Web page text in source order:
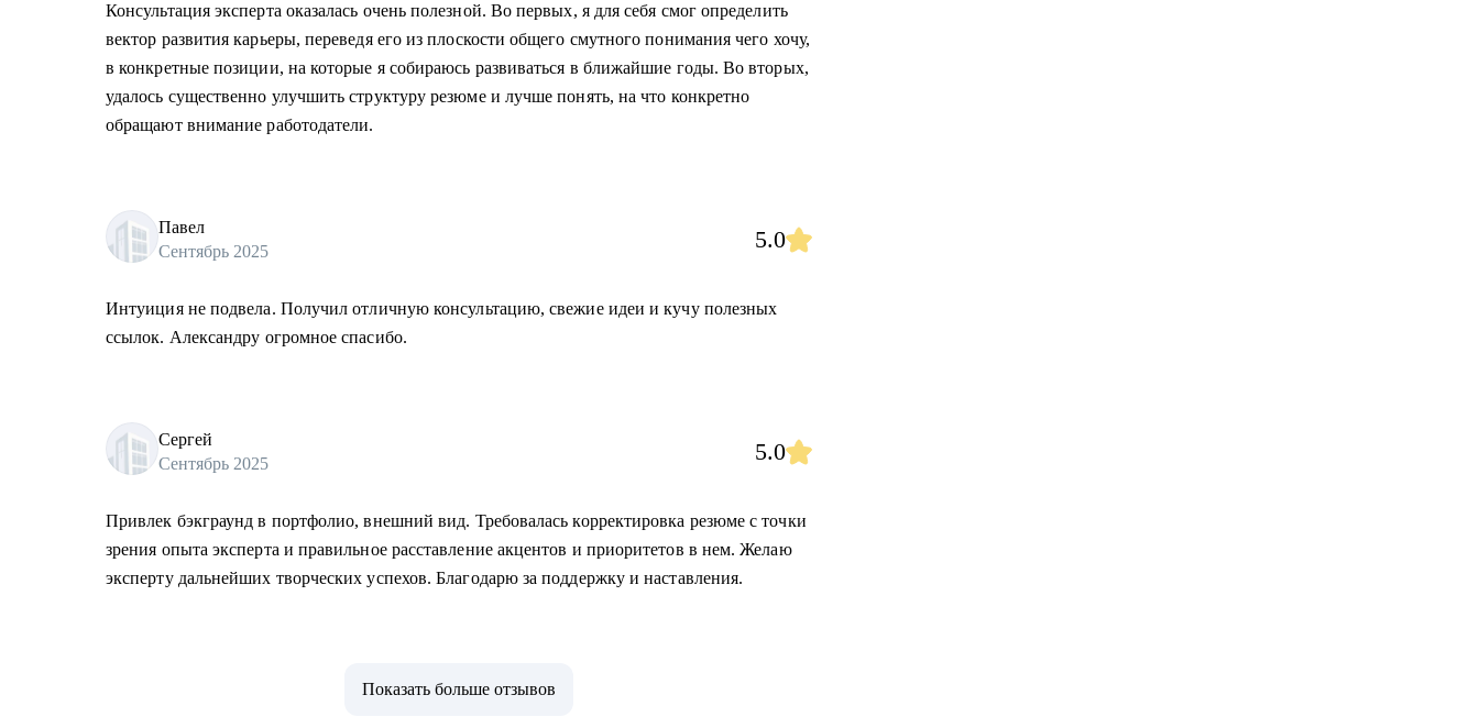
Консультация эксперта оказалась очень полезной. Во первых, я для себя смог определить
вектор развития карьеры, переведя его из плоскости общего смутного понимания чего хочу,
в конкретные позиции, на которые я собираюсь развиваться в ближайшие годы. Во вторых,
удалось существенно улучшить структуру резюме и лучше понять, на что конкретно
обращают внимание работодатели.
Павел
Сентябрь 2025
5.0
Интуиция не подвела. Получил отличную консультацию, свежие идеи и кучу полезных
ссылок. Александру огромное спасибо.
Сергей
Сентябрь 2025
5.0
Привлек бэкграунд в портфолио, внешний вид. Требовалась корректировка резюме с точки
зрения опыта эксперта и правильное расставление акцентов и приоритетов в нем. Желаю
эксперту дальнейших творческих успехов. Благодарю за поддержку и наставления.
Показать больше отзывов